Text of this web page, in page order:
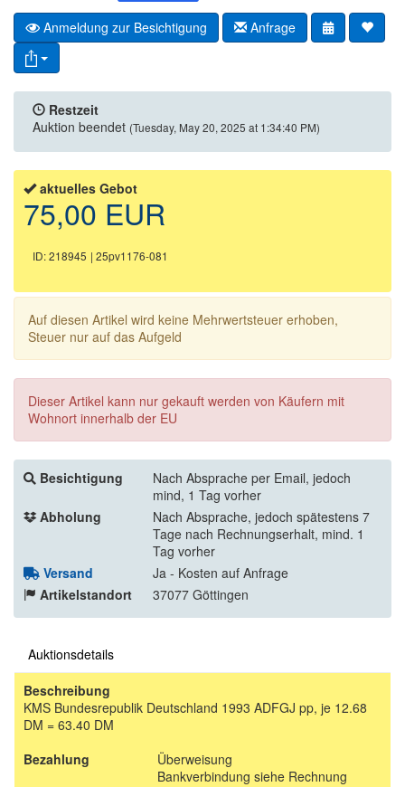
Anmeldung zur Besichtigung Anfrage
Restzeit
Auktion beendet (Tuesday, May 20, 2025 at 1:34:40 PM)
aktuelles Gebot
75,00 EUR
ID: 218945 | 25pv1176-081
Auf diesen Artikel wird keine Mehrwertsteuer erhoben,
Steuer nur auf das Aufgeld
Dieser Artikel kann nur gekauft werden von Käufern mit
Wohnort innerhalb der EU
Besichtigung
Nach Absprache per Email, jedoch
mind, 1 Tag vorher
Abholung
Nach Absprache, jedoch spätestens 7
Tage nach Rechnungserhalt, mind. 1
Tag vorher
Versand
Ja - Kosten auf Anfrage
Artikelstandort
37077 Göttingen
Auktionsdetails
Beschreibung
KMS Bundesrepublik Deutschland 1993 ADFGJ pp, je 12.68
DM = 63.40 DM
Bezahlung
Überweisung
Bankverbindung siehe Rechnung